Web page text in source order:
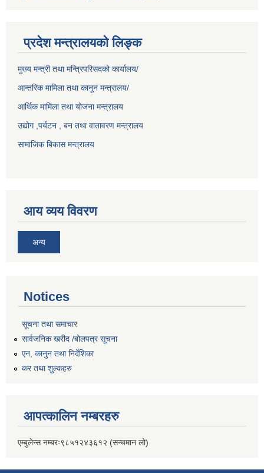
प्रदेश मन्त्रालयको लिङ्क
मुख्य मन्त्री तथा मन्त्रिपरिसदको कार्यालय/
आन्तरिक मामिला तथा कानून मन्त्रालय/
आर्थिक मामिला तथा योजना मन्त्रालय
उद्योग ,पर्यटन , बन तथा वातावरण मन्त्रालय
सामाजिक बिकास मन्त्रालय
आय व्यय विवरण
अन्य
Notices
सूचना तथा समाचार
सार्वजनिक खरीद /बोलपत्र सूचना
एन, कानुन तथा निर्देशिका
कर तथा शुल्कहरु
आपत्कालिन नम्बरहरु
एम्बुलेन्स नम्बरः९८५१२४३६१२ (सन्चमान लो)